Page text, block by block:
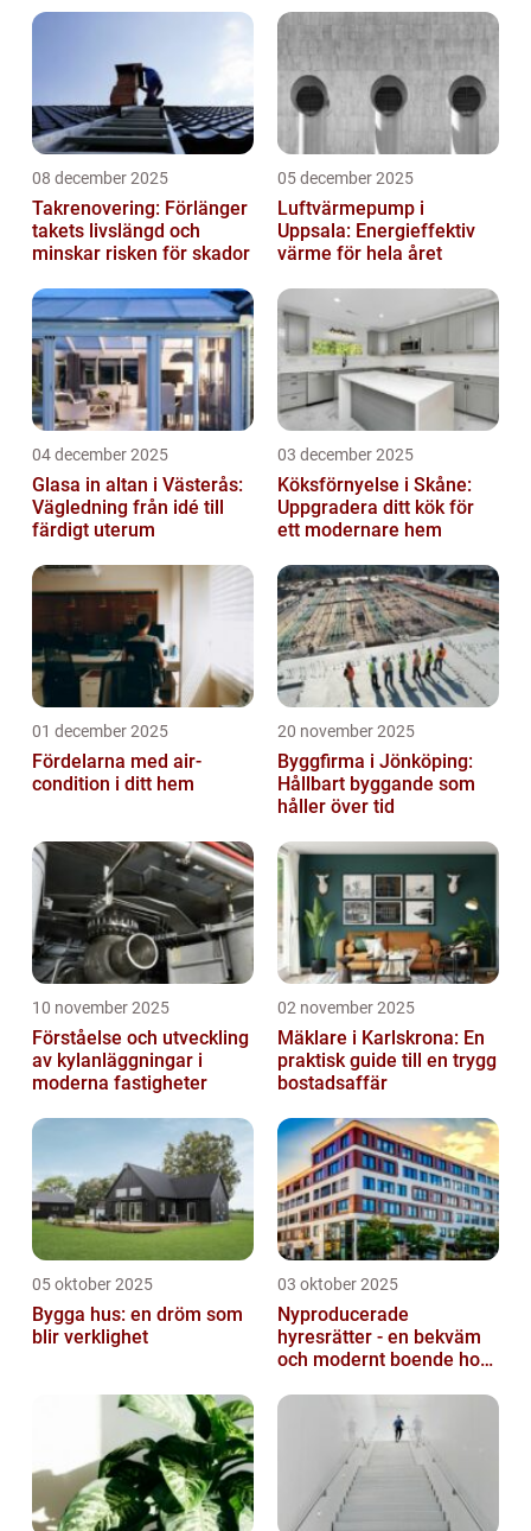
08 december 2025
Takrenovering: Förlänger
takets livslängd och
minskar risken för skador
05 december 2025
Luftvärmepump i
Uppsala: Energieffektiv
värme för hela året
04 december 2025
Glasa in altan i Västerås:
Vägledning från idé till
färdigt uterum
03 december 2025
Köksförnyelse i Skåne:
Uppgradera ditt kök för
ett modernare hem
01 december 2025
Fördelarna med air-
condition i ditt hem
20 november 2025
Byggfirma i Jönköping:
Hållbart byggande som
håller över tid
10 november 2025
Förståelse och utveckling
av kylanläggningar i
moderna fastigheter
02 november 2025
Mäklare i Karlskrona: En
praktisk guide till en trygg
bostadsaffär
05 oktober 2025
Bygga hus: en dröm som
blir verklighet
03 oktober 2025
Nyproducerade
hyresrätter - en bekväm
och modernt boende hos
nyproduktion